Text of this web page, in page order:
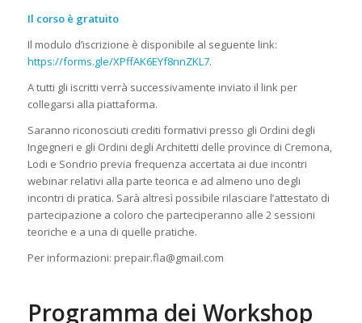
Il corso è gratuito
Il modulo d’iscrizione è disponibile al seguente link:
https://forms.gle/XPffAK6EYf8nnZKL7.
A tutti gli iscritti verrà successivamente inviato il link per
collegarsi alla piattaforma.
Saranno riconosciuti crediti formativi presso gli Ordini degli
Ingegneri e gli Ordini degli Architetti delle province di Cremona,
Lodi e Sondrio previa frequenza accertata ai due incontri
webinar relativi alla parte teorica e ad almeno uno degli
incontri di pratica. Sarà altresì possibile rilasciare l’attestato di
partecipazione a coloro che parteciperanno alle 2 sessioni
teoriche e a una di quelle pratiche.
Per informazioni: prepair.fla@gmail.com
Programma dei Workshop